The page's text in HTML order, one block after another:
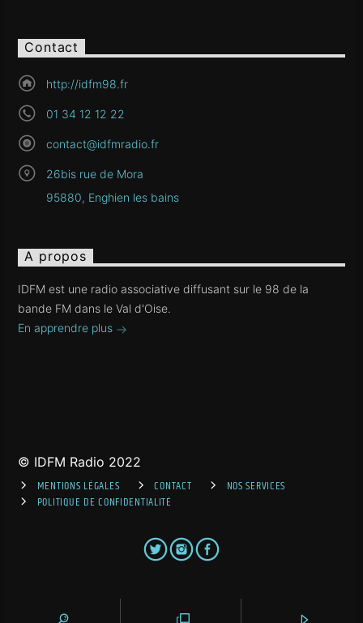
Contact
http://idfm98.fr
01 34 12 12 22
contact@idfmradio.fr
26bis rue de Mora
95880, Enghien les bains
A propos
IDFM est une radio associative diffusant sur le 98 de la
bande FM dans le Val d'Oise.
En apprendre plus
© IDFM Radio 2022
MENTIONS LÉGALES CONTACT
NOS SERVICES
POLITIQUE DE CONFIDENTIALITÉ